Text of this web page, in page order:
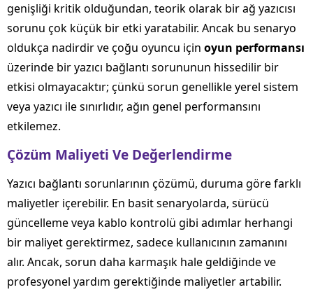
genişliği kritik olduğundan, teorik olarak bir ağ yazıcısı
sorunu çok küçük bir etki yaratabilir. Ancak bu senaryo
oldukça nadirdir ve çoğu oyuncu için oyun performansı
üzerinde bir yazıcı bağlantı sorununun hissedilir bir
etkisi olmayacaktır; çünkü sorun genellikle yerel sistem
veya yazıcı ile sınırlıdır, ağın genel performansını
etkilemez.
Çözüm Maliyeti Ve Değerlendirme
Yazıcı bağlantı sorunlarının çözümü, duruma göre farklı
maliyetler içerebilir. En basit senaryolarda, sürücü
güncelleme veya kablo kontrolü gibi adımlar herhangi
bir maliyet gerektirmez, sadece kullanıcının zamanını
alır. Ancak, sorun daha karmaşık hale geldiğinde ve
profesyonel yardım gerektiğinde maliyetler artabilir.